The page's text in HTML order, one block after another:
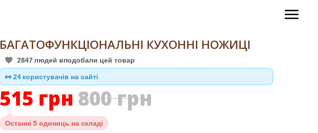
БАГАТОФУНКЦІОНАЛЬНІ КУХОННІ НОЖИЦІ
2847 людей вподобали цей товар
👀25 користувачів на сайті
515 грн 800грн
Останні 5 одиниць на складі